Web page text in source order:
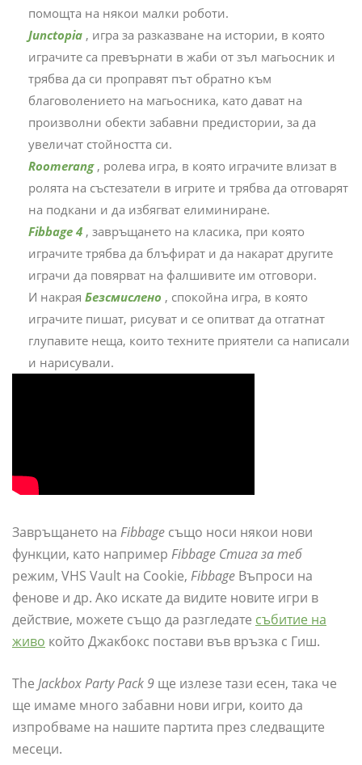
помощта на някои малки роботи.
Junctopia , игра за разказване на истории, в която
играчите са превърнати в жаби от зъл магьосник и
трябва да си проправят път обратно към
благоволението на магьосника, като дават на
произволни обекти забавни предистории, за да
увеличат стойността си.
Roomerang , ролева игра, в която играчите влизат в
ролята на състезатели в игрите и трябва да отговарят
на подкани и да избягват елиминиране.
Fibbage 4 , завръщането на класика, при която
играчите трябва да блъфират и да накарат другите
играчи да повярват на фалшивите им отговори.
И накрая Безсмислено , спокойна игра, в която
играчите пишат, рисуват и се опитват да отгатнат
глупавите неща, които техните приятели са написали
и нарисували.
Завръщането на Fibbage също носи някои нови
функции, като например Fibbage Стига за теб
режим, VHS Vault на Cookie, Fibbage Въпроси на
фенове и др. Ако искате да видите новите игри в
действие, можете също да разгледате събитие на
живо който Джакбокс постави във връзка с Гиш.
The Jackbox Party Pack 9 ще излезе тази есен, така че
ще имаме много забавни нови игри, които да
изпробваме на нашите партита през следващите
месеци.